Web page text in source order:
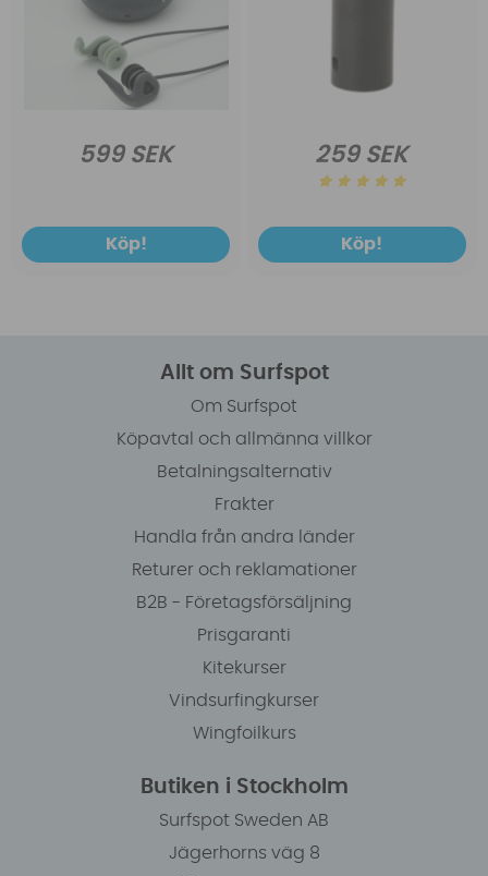
599 SEK
Köp!
259 SEK
Köp!
Allt om Surfspot
Om Surfspot
Köpavtal och allmänna villkor
Betalningsalternativ
Frakter
Handla från andra länder
Returer och reklamationer
B2B - Företagsförsäljning
Prisgaranti
Kitekurser
Vindsurfingkurser
Wingfoilkurs
Butiken i Stockholm
Surfspot Sweden AB
Jägerhorns väg 8